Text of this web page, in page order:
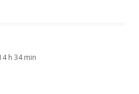
h 34 min